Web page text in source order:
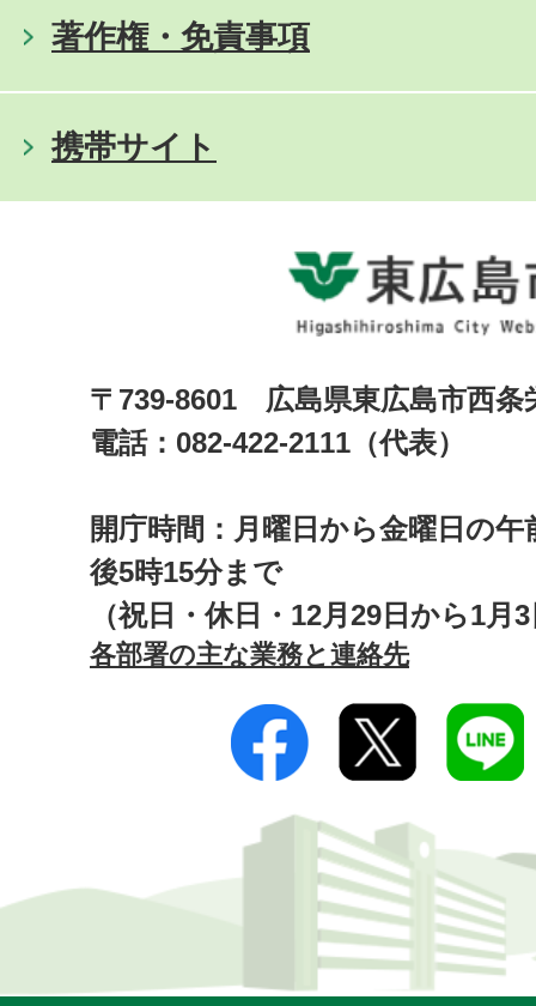
著作権・免責事項
携帯サイト
〒739-8601 広島県東広島市西
電話：082-422-2111（代表）
開庁時間：月曜日から金曜日の午
後5時15分まで
（祝日・休日・12月29日から1月
各部署の主な業務と連絡先